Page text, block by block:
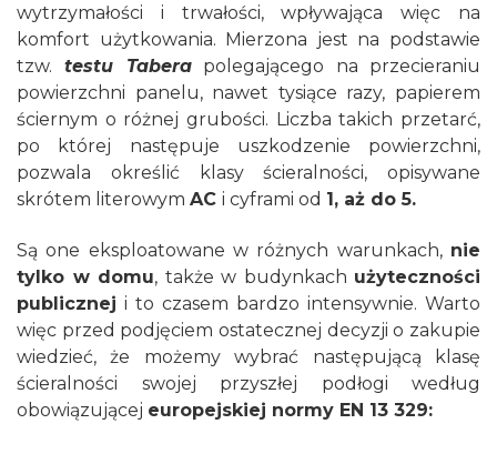
wytrzymałości i trwałości, wpływająca więc na
komfort użytkowania. Mierzona jest na podstawie
tzw. testu Taberapolegającego na przecieraniu
powierzchni panelu, nawet tysiące razy, papierem
ściernym o różnej grubości. Liczba takich przetarć,
po której następuje uszkodzenie powierzchni,
pozwala określić klasy ścieralności, opisywane
skrótem literowym AC i cyframi od 1, aż do 5.
Są one eksploatowane w różnych warunkach, nie
tylko w domu, także w budynkach użyteczności
publicznej i to czasem bardzo intensywnie. Warto
więc przed podjęciem ostatecznej decyzji o zakupie
wiedzieć, że możemy wybrać następującą klasę
ścieralności swojej przyszłej podłogi według
obowiązującej europejskiej normy EN 13 329: